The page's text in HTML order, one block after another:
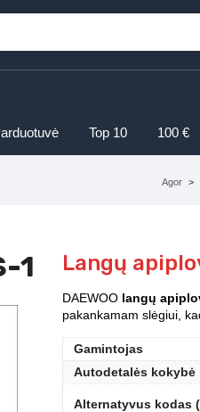
Top 10 100 €
Agor
1 Langų
DAEWOO langų
pakankamam slėgiui,
Gamintojas
Autodetalės kokybė
Alternatyvus kodas